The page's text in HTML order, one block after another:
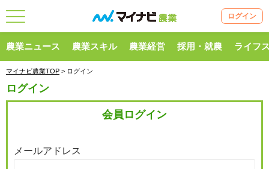
ログイン
農業ニュース 農業スキル 農業経営 採用・就農 ライフ
マイナビ農業TOP > ログイン
ログイン
会員ログイン
メールアドレス